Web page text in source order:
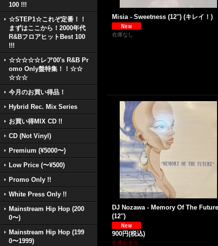
100 !!!
☆STEP1☆これぞ定番！！
まずはここから！2000年代
R&BフロアヒットBest 100
!!!
☆☆☆☆☆レア00's R&B Pr
omo Only盤特集！！☆☆
☆☆☆
今月のお買い得品！
Hybrid Rec. Mix Series
お買い得MIX CD !!
CD (Not Vinyl)
Premium (¥5000〜)
Low Price (〜¥500)
Promo Only !!
White Press Only !!
Mainstream Hip Hop (200
0〜)
Mainstream Hip Hop (199
0〜1999)
Misia - Sweetness (12'') (キレイ！)
在庫なし
DJ Nozawa - Memory Of The Future
(12'')
900円(税込)
在庫わずか